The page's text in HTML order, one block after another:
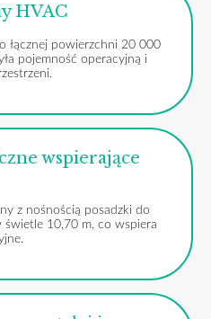
HVAC
łącznej powierzchni 20 000
pojemność operacyjną i
wspierające
z nośnością posadzki do
10,70 m, co wspiera